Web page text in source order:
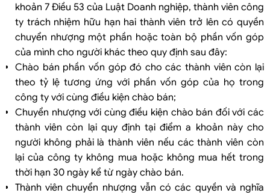
khoản 7 Điều 53 của Luật Doanh nghiệp, thành viên công
ty trách nhiệm hữu hạn hai thành viên trở lên có quyền
chuyển nhượng một phần hoặc toàn bộ phần vốn góp
của mình cho người khác theo quy định sau đây:
Chào bán phần vốn góp đó cho các thành viên còn lại
theo tỷ lệ tương ứng với phần vốn góp của họ trong
công ty với cùng điều kiện chào bán;
Chuyển nhượng với cùng điều kiện chào bán đối với các
thành viên còn lại quy định tại điểm a khoản này cho
người không phải là thành viên nếu các thành viên còn
lại của công ty không mua hoặc không mua hết trong
thời hạn 30 ngày kể từ ngày chào bán.
Thành viên chuyển nhượng vẫn có các quyền và nghĩa